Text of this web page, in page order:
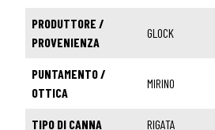
PRODUTTORE /
PROVENIENZA
GLOCK
PUNTAMENTO /
OTTICA
MIRINO
TIPO DI CANNA RIGATA